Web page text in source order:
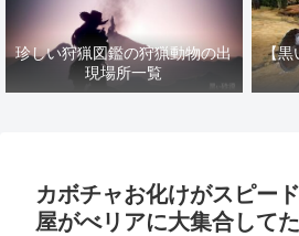
珍しい狩猟図鑑の狩猟動物の出
現場所一覧
【黒
カボチャお化けがスピー
屋がべリアに大集合して